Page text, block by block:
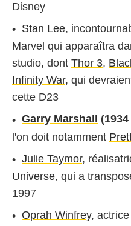
Disney
Stan Lee,
Marvel qui apparaîtra
studio, dont Thor 3,
Infinity War, qui
cette D23
Garry Marshall
l'on doit notamment
Julie Taymor,
Universe, qui a
1997
Oprah Winfrey,